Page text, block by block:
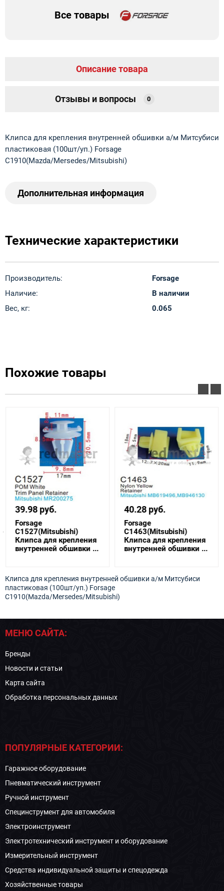
Все товары
Описание товара
Отзывы и вопросы 0
Клипса для крепления внутренней обшивки а/м Митсубиси
пластиковая (100шт/уп.) Forsage
C1910(Mazda/Mersedes/Mitsubishi)
Дополнительная информация
Технические характеристики
Производитель:
Forsage
Наличие:
В наличии
Вес, кг:
0.065
Похожие товары
39.98 руб.
Forsage
C1527(Mitsubishi)
Клипса для крепления
внутренней обшивки ...
40.28 руб.
Forsage
C1463(Mitsubishi)
Клипса для крепления
внутренней обшивки ...
Клипса для крепления внутренней обшивки а/м Митсубиси
пластиковая (100шт/уп.) Forsage
C1910(Mazda/Mersedes/Mitsubishi)
МЕНЮ САЙТА:
Бренды
Новости и статьи
Карта сайта
Обработка персональных данных
ПОПУЛЯРНЫЕ КАТЕГОРИИ:
Гаражное оборудование
Пневматический инструмент
Ручной инструмент
Специнструмент для автомобиля
Электроинструмент
Электротехнический инструмент и оборудование
Измерительный инструмент
Средства индивидуальной защиты и спецодежда
Хозяйственные товары